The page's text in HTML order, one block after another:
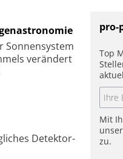
Son­nen­sys­tem
ver­än­dert
De­tek­tor­
pro-
Top
Mit
zu.